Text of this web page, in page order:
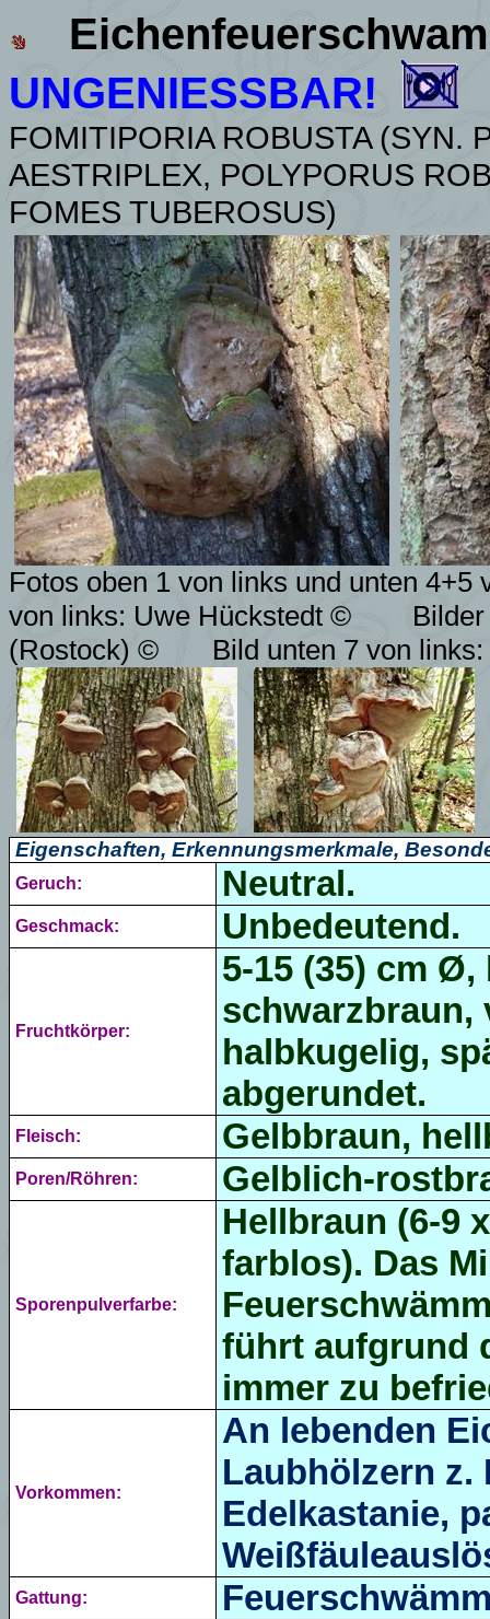
UNGENIESSBAR!
FOMITIPORIA ROBUSTA (SYN.
AESTRIPLEX, POLYPORUS
FOMES TUBEROSUS)
Fotos oben 1 von links und unten
von links: Uwe Hückstedt ©
(Rostock) ©
Bild unten 7 von
Eigenschaften, Erkennungsmerkmale,
Geruch: Neutral.
Geschmack: Unbedeutend.
Fruchtkörper:
5-15 (35) cm
schwarzbraun,
halbkugelig,
abgerundet.
Fleisch: Gelbbraun,
Poren/Röhren: Gelblich-
Sporenpulverfarbe:
Hellbraun (6-9
farblos). Das
führt aufgrund
immer zu
Vorkommen:
An lebenden
Laubhölzern z.
Edelkastanie,
Gattung: